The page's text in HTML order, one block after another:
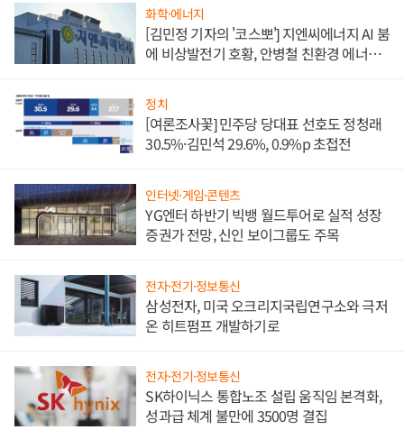
화학·에너지
[김민정 기자의 '코스뽀'] 지엔씨에너지 AI 붐
에 비상발전기 호황, 안병철 친환경 에너지
정치
[여론조사꽃] 민주당 당대표 선호도 정청래
30.5%·김민석 29.6%, 0.9%p 초접전
인터넷·게임·콘텐츠
YG엔터 하반기 빅뱅 월드투어로 실적 성장
증권가 전망, 신인 보이그룹도 주목
전자·전기·정보통신
삼성전자, 미국 오크리지국립연구소와 극저
온 히트펌프 개발하기로
전자·전기·정보통신
SK하이닉스 통합노조 설립 움직임 본격화,
성과급 체계 불만에 3500명 결집